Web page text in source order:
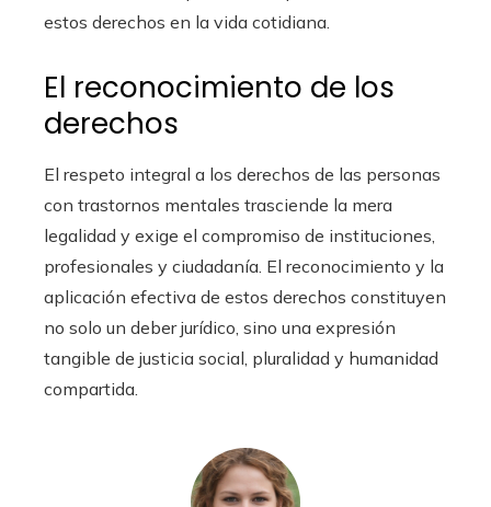
estos derechos en la vida cotidiana.
El reconocimiento de los
derechos
El respeto integral a los derechos de las personas
con trastornos mentales trasciende la mera
legalidad y exige el compromiso de instituciones,
profesionales y ciudadanía. El reconocimiento y la
aplicación efectiva de estos derechos constituyen
no solo un deber jurídico, sino una expresión
tangible de justicia social, pluralidad y humanidad
compartida.